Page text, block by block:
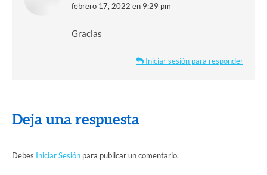
dice:
febrero 17, 2022 en 9:29 pm
Gracias
Iniciar sesión para responder
Deja una respuesta
Debes Iniciar Sesión para publicar un comentario.